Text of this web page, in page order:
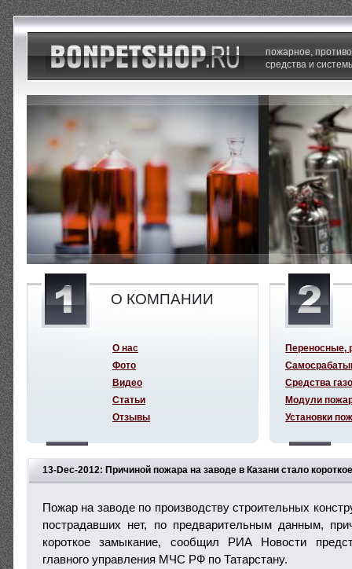
13-Dec-2012: Причиной пожара на заводе в Казани стало
Пожар на заводе по производству строительных
пострадавших нет, по предварительным данным,
короткое замыкание, сообщил РИА Новости
главного управления МЧС РФ по Татарстану.
пожарное,
средства и
О КОМПАНИИ
О нас
Фото
Видео
Статьи
Отзывы
Переносные,
Средства
Модули
Установки